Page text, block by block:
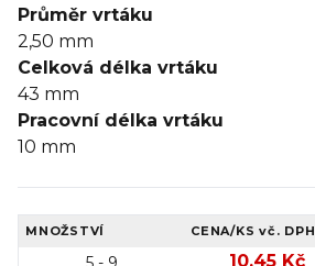
Průměr vrtáku
2,50 mm
Celková délka vrtáku
43 mm
Pracovní délka vrtáku
10 mm
MNOŽSTVÍ CENA/KSvč. DPH
10,45 Kč